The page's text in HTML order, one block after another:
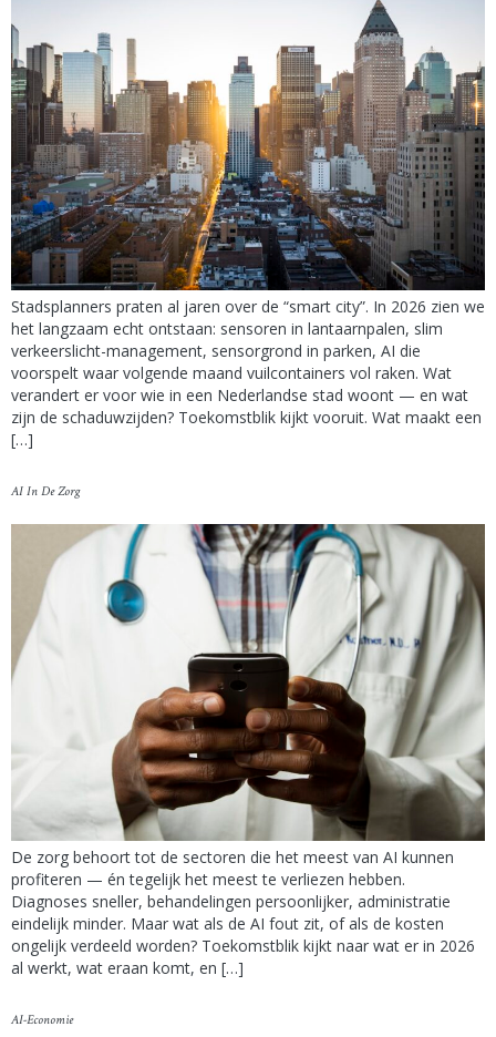
Stadsplanners praten al jaren over de “smart city”. In 2026 zien we
het langzaam echt ontstaan: sensoren in lantaarnpalen, slim
verkeerslicht-management, sensorgrond in parken, AI die
voorspelt waar volgende maand vuilcontainers vol raken. Wat
verandert er voor wie in een Nederlandse stad woont — en wat
zijn de schaduwzijden? Toekomstblik kijkt vooruit. Wat maakt een
[…]
AI In De Zorg
De zorg behoort tot de sectoren die het meest van AI kunnen
profiteren — én tegelijk het meest te verliezen hebben.
Diagnoses sneller, behandelingen persoonlijker, administratie
eindelijk minder. Maar wat als de AI fout zit, of als de kosten
ongelijk verdeeld worden? Toekomstblik kijkt naar wat er in 2026
al werkt, wat eraan komt, en […]
AI-Economie